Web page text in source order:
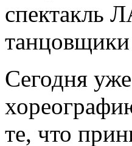
спектакль
танцовщики
Сегодня
те, что